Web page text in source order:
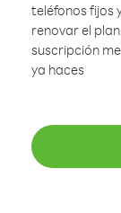
teléfonos fijos
renovar el
suscripción
ya haces